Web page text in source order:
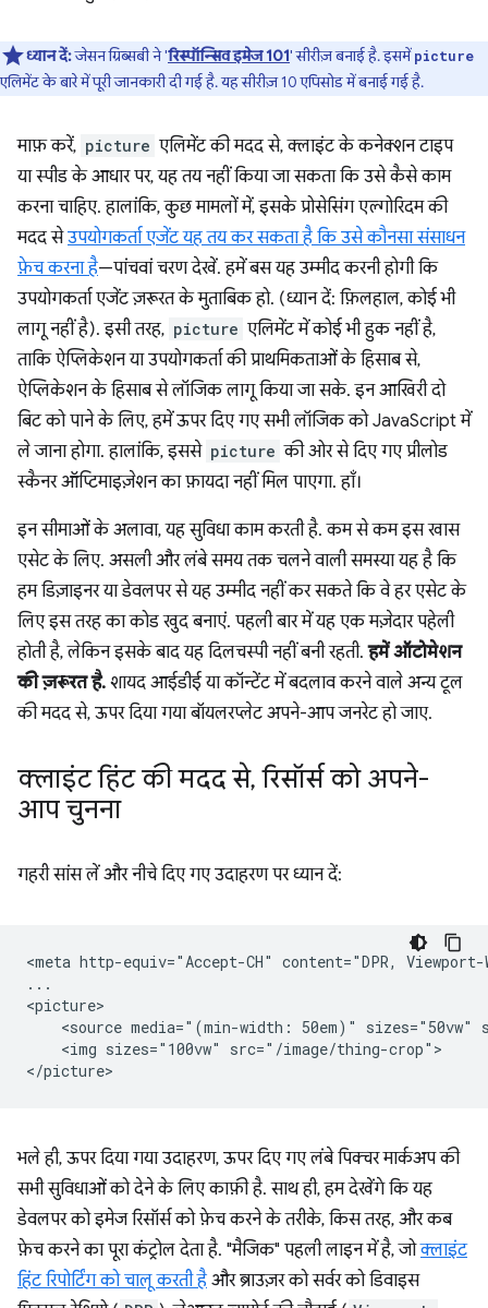
ध्यान दें:जेसन ग्रिब्सबी ने 'रिस्पॉन्सिव इमेज 101' सीरीज़ बनाई है. इसमेंpicture
एलिमेंट के बारे में पूरी जानकारी दी गई है. यह सीरीज़ 10 एपिसोड में बनाई गई है.
माफ़ करें, picture एलिमेंट की मदद से, क्लाइंट के कनेक्शन टाइप
या स्पीड के आधार पर, यह तय नहीं किया जा सकता कि उसे कैसे काम
करना चाहिए. हालांकि, कुछ मामलों में, इसके प्रोसेसिंग एल्गोरिदम की
मदद सेउपयोगकर्ता एजेंट यह तय कर सकता है कि उसे कौनसा संसाधन
फ़ेच करना है—पांचवां चरण देखें. हमें बस यह उम्मीद करनी होगी कि
उपयोगकर्ता एजेंट ज़रूरत के मुताबिक हो. (ध्यान दें: फ़िलहाल, कोई भी
लागू नहीं है). इसी तरह, picture एलिमेंट में कोई भी हुक नहीं है,
ताकि ऐप्लिकेशन या उपयोगकर्ता की प्राथमिकताओं के हिसाब से,
ऐप्लिकेशन के हिसाब से लॉजिक लागू किया जा सके. इन आखिरी दो
बिट को पाने के लिए, हमें ऊपर दिए गए सभी लॉजिक को JavaScript में
ले जाना होगा. हालांकि, इससे picture की ओर से दिए गए प्रीलोड
स्कैनर ऑप्टिमाइज़ेशन का फ़ायदा नहीं मिल पाएगा. हाँ।
इन सीमाओं के अलावा, यह सुविधा काम करती है. कम से कम इस खास
एसेट के लिए. असली और लंबे समय तक चलने वाली समस्या यह है कि
हम डिज़ाइनर या डेवलपर से यह उम्मीद नहीं कर सकते कि वे हर एसेट के
लिए इस तरह का कोड खुद बनाएं. पहली बार में यह एक मज़ेदार पहेली
होती है, लेकिन इसके बाद यह दिलचस्पी नहीं बनी रहती.हमें ऑटोमेशन
की ज़रूरत है. शायद आईडीई या कॉन्टेंट में बदलाव करने वाले अन्य टूल
की मदद से, ऊपर दिया गया बॉयलरप्लेट अपने-आप जनरेट हो जाए.
क्लाइंट हिंट की मदद से, रिसॉर्स को अपने-
आप चुनना
गहरी सांस लें और नीचे दिए गए उदाहरण पर ध्यान दें:
<meta http-equiv="Accept-CH" content="DPR,
...
<picture>
<source media="(min-width: 50em)" sizes="50vw"
    <img sizes="100vw" src="/image/thing-crop">
भले ही, ऊपर दिया गया उदाहरण, ऊपर दिए गए लंबे पिक्चर मार्कअप की
सभी सुविधाओं को देने के लिए काफ़ी है. साथ ही, हम देखेंगे कि यह
डेवलपर को इमेज रिसॉर्स को फ़ेच करने के तरीके, किस तरह, और कब
फ़ेच करने का पूरा कंट्रोल देता है. "मैजिक" पहली लाइन में है, जोक्लाइंट
हिंट रिपोर्टिंग को चालू करती है और ब्राउज़र को सर्वर को डिवाइस